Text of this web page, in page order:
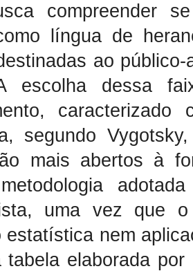
compreender
língua de
ao
escolha dessa
segundo
mais abertos à
uma vez que
estatística nem
tabela elaborada